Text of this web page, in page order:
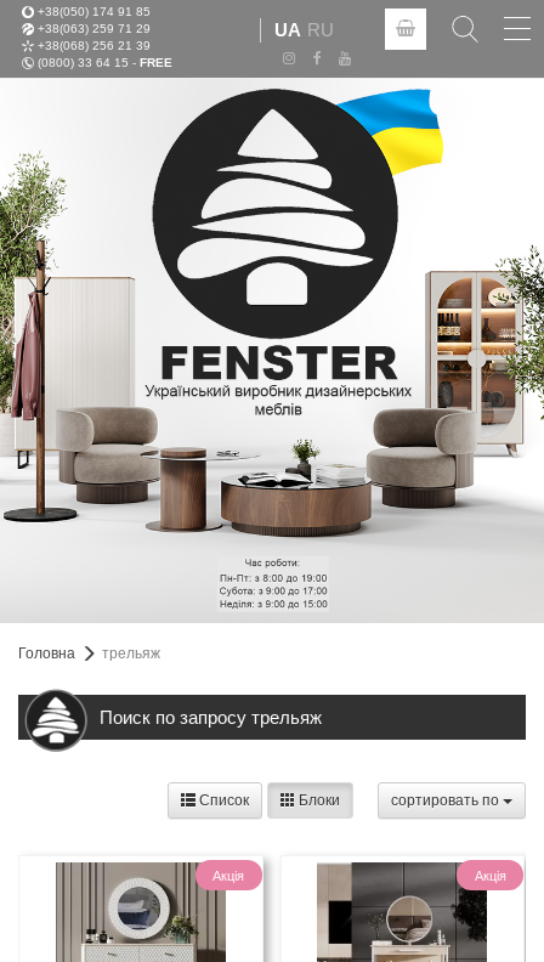
+38(050) 174 91 85
+38(063) 259 71 29
+38(068) 256 21 39
(0800) 33 64 15 - FREE
UA RU
Головна трельяж
Поиск по запросу трельяж
cортировать по
Список Блоки
Акція Акція